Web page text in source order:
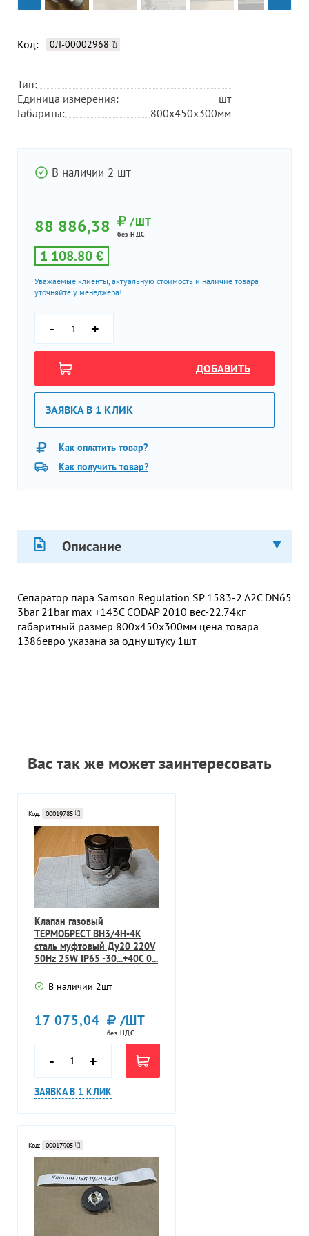
Код: 0Л-00002968
Тип:
Единица измерения:
шт
Габариты:
800х450х300мм
В наличии 2 шт
88 886,38 /ШТ
без НДС
1 108.80 €
Уважаемые клиенты, актуальную стоимость и наличие товара
уточняйте у менеджера!
- +
ДОБАВИТЬ
ЗАЯВКА В 1 КЛИК
Как оплатить товар?
Как получить товар?
Описание
Сепаратор пара Samson Regulation SP 1583-2 A2C DN65
3bar 21bar max +143C CODAP 2010 вес-22.74кг
габаритный размер 800х450х300мм цена товара
1386евро указана за одну штуку 1шт
Вас так же может заинтересовать
Код: 00019785
Клапан газовый
ТЕРМОБРЕСТ BH3/4Н-4К
сталь муфтовый Ду20 220V
50Hz 25W IP65 -30...+40C 0...
В наличии 2шт
17 075,04 /ШТ
без НДС
- +
ЗАЯВКА В 1 КЛИК
Код: 00017905